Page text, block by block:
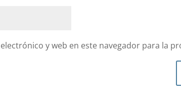
y web en este navegador para la